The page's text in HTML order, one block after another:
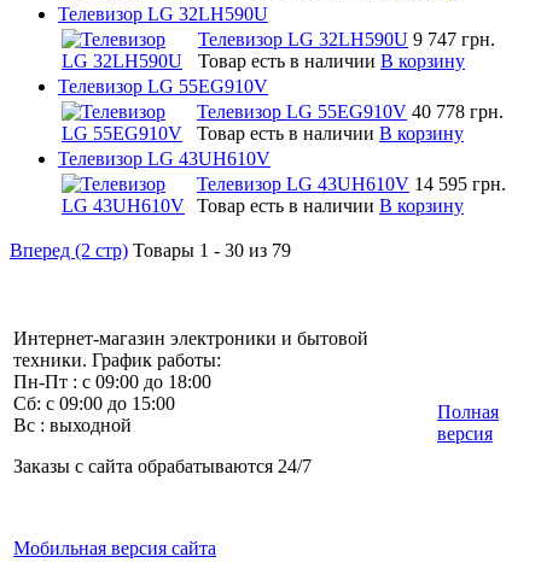
Телевизор LG 32LH590U
Телевизор LG 32LH590U 9 747 грн.
Товар есть в наличии В корзину
Телевизор LG 55EG910V
Телевизор LG 55EG910V 40 778 грн.
Товар есть в наличии В корзину
Телевизор LG 43UH610V
Телевизор LG 43UH610V 14 595 грн.
Товар есть в наличии В корзину
Вперед (2 стр) Товары 1 - 30 из 79
Интернет-магазин электроники и бытовой
техники. График работы:
Пн-Пт : с 09:00 до 18:00
Сб: с 09:00 до 15:00
Вс : выходной
Заказы с сайта обрабатываются 24/7
Мобильная версия сайта
Полная
версия